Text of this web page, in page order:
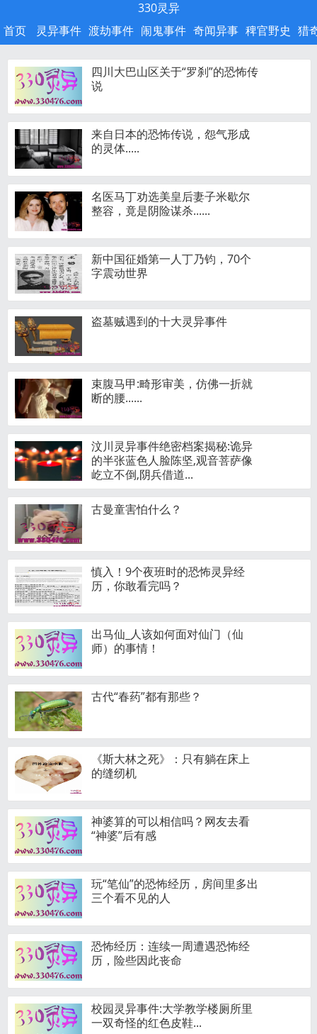
330灵异
首页
灵异事件 渡劫事件 闹鬼事件 奇闻异事 稗官野史 猎
四川大巴山区关于“罗刹”的恐怖传
说
来自日本的恐怖传说，怨气形成
的灵体.....
名医马丁劝选美皇后妻子米歇尔
整容，竟是阴险谋杀......
新中国征婚第一人丁乃钧，70个
字震动世界
盗墓贼遇到的十大灵异事件
束腹马甲:畸形审美，仿佛一折就
断的腰......
汶川灵异事件绝密档案揭秘:诡异
的半张蓝色人脸陈坚,观音菩萨像
屹立不倒,阴兵借道...
古曼童害怕什么？
慎入！9个夜班时的恐怖灵异经
历，你敢看完吗？
出马仙_人该如何面对仙门（仙
师）的事情！
古代“春药”都有那些？
《斯大林之死》：只有躺在床上
的缝纫机
神婆算的可以相信吗？网友去看
“神婆”后有感
玩“笔仙”的恐怖经历，房间里多出
三个看不见的人
恐怖经历：连续一周遭遇恐怖经
历，险些因此丧命
校园灵异事件:大学教学楼厕所里
一双奇怪的红色皮鞋...